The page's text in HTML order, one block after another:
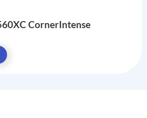
CornerIntense